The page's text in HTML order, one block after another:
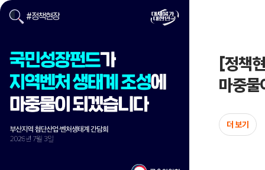
[정책
마중물
더 보기